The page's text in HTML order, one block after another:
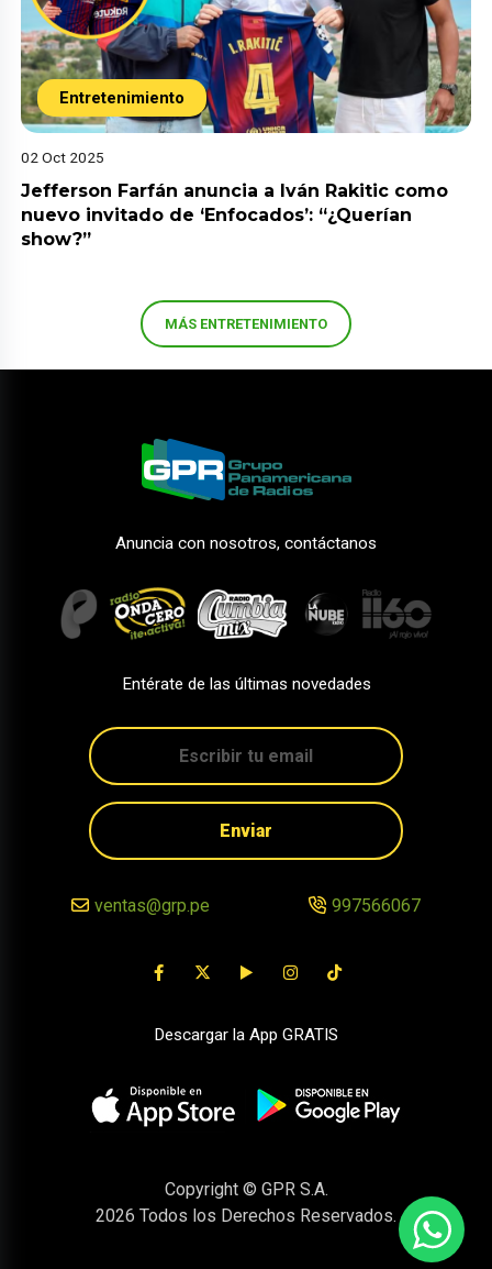
Entretenimiento
02 Oct 2025
Jefferson Farfán anuncia a Iván Rakitic como
nuevo invitado de ‘Enfocados’: “¿Querían
show?”
MÁS ENTRETENIMIENTO
Anuncia con nosotros, contáctanos
Entérate de las últimas novedades
Enviar
ventas@grp.pe 997566067
Descargar la App GRATIS
Copyright © GPR S.A.
2026 Todos los Derechos Reservados.